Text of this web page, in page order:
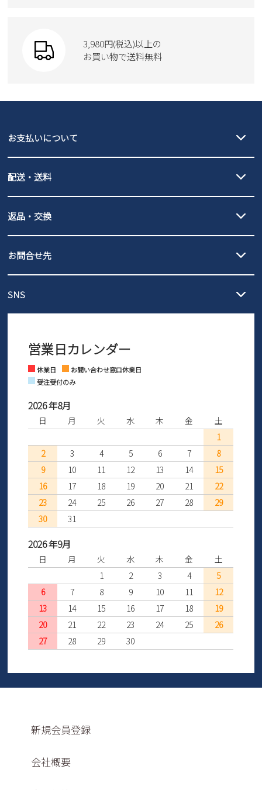
3,980円(税込)以上の
お買い物で送料無料
お支払いについて
PayPay（オンライン決済）、代金引換のご利用が可能です。
配送・送料
北海道・本州・四国・九州…550円
3,980円（税込）以上お買い上げで送料無料
ご利用ください。
全国一律…220円（税込）
発送日・送料詳細についてはご利用ガイドを
ご利用ください。
返品・交換
の片道無料サービスを実施中！
ントとしても安心してご利用いただけるよう、サイズ交換の受付期
さい。
お問合せ先
営業時間：11時～17時
※土日祝はお問い合わせ窓口休業日となります。
SNS
Facebook Instagram
営業日カレンダー
休業日
お問い合わせ窓口休業日
受注受付のみ
2026 年8月
日 月 火 水 木 金
土
1
2
3 4 5 6 7
8
9
10 11 12 13 14
15
16
17 18 19 20 21
22
23
24 25 26 27 28
29
30
31
2026 年9月
日 月 火 水 木 金
土
1
2 3 4
5
6
7 8 9 10 11
12
13
14 15 16 17 18
19
20
21 22 23 24 25
26
27
28 29 30
新規会員登録
会社概要